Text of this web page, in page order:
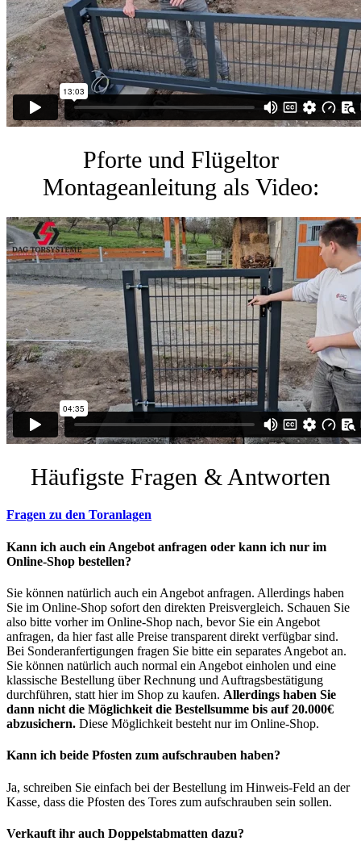
Pforte und Flügeltor
Montageanleitung als Video:
Häufigste Fragen & Antworten
Fragen zu den Toranlagen
Kann ich auch ein Angebot anfragen oder kann ich nur im
Online-Shop bestellen?
Sie können natürlich auch ein Angebot anfragen. Allerdings haben
Sie im Online-Shop sofort den direkten Preisvergleich. Schauen Sie
also bitte vorher im Online-Shop nach, bevor Sie ein Angebot
anfragen, da hier fast alle Preise transparent direkt verfügbar sind.
Bei Sonderanfertigungen fragen Sie bitte ein separates Angebot an.
Sie können natürlich auch normal ein Angebot einholen und eine
klassische Bestellung über Rechnung und Auftragsbestätigung
durchführen, statt hier im Shop zu kaufen. Allerdings haben Sie
dann nicht die Möglichkeit die Bestellsumme bis auf 20.000€
abzusichern. Diese Möglichkeit besteht nur im Online-Shop.
Kann ich beide Pfosten zum aufschrauben haben?
Ja, schreiben Sie einfach bei der Bestellung im Hinweis-Feld an der
Kasse, dass die Pfosten des Tores zum aufschrauben sein sollen.
Verkauft ihr auch Doppelstabmatten dazu?